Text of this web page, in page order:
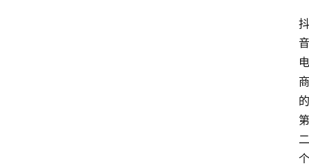
抖
音
电
商
的
第
二
个